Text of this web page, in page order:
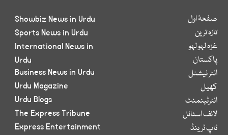
صفحۂ اول
تازہ ترین
غزہ لہو لہو
پاکستان
انٹر نیشنل
کھیل
انٹرٹینمنٹ
لائف اسٹائل
ٹاپ ٹرینڈ
Showbiz News in Urdu
Sports News in Urdu
International News in
Urdu
Business News in Urdu
Urdu Magazine
Urdu Blogs
The Express Tribune
Express Entertainment